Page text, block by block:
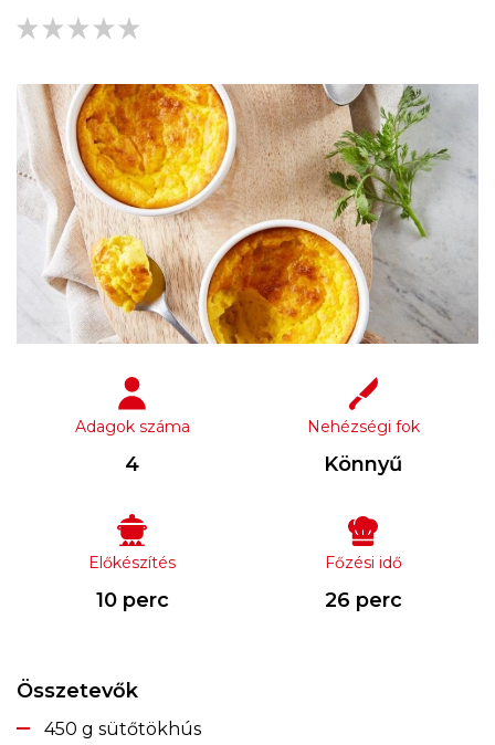
Adagok száma
4
Nehézségi fok
Könnyű
Előkészítés
10 perc
Főzési idő
26 perc
Összetevők
450 g sütőtökhús